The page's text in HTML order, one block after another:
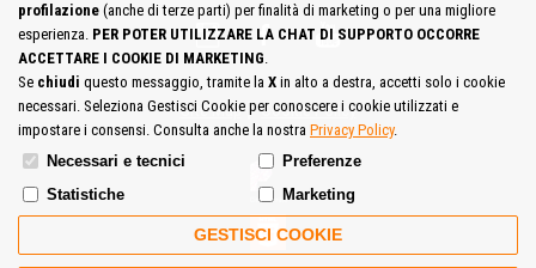
Site Map Cookie Policy
profilazione (anche di terze parti) per finalità di marketing o per una migliore
esperienza. PER POTER UTILIZZARE LA CHAT DI SUPPORTO OCCORRE
ACCETTARE I COOKIE DI MARKETING.
Se chiudi questo messaggio, tramite la X in alto a destra, accetti solo i cookie
necessari. Seleziona Gestisci Cookie per conoscere i cookie utilizzati e
impostare i consensi. Consulta anche la nostra Privacy Policy.
Necessari e tecnici
Preferenze
Statistiche
Marketing
GESTISCI COOKIE